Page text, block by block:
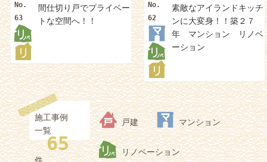
No.
63
間仕切り戸でプライベー
トな空間へ！！
No.
62
素敵なアイランドキッチ
ンに大変身！！築２７
年 マンション リノベ
ーション
施工事例
一覧
65
戸建 マンション
リノベーション